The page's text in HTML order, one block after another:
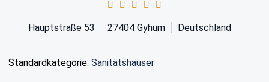
Hauptstraße 53 27404 Gyhum Deutschland
Standardkategorie: Sanitätshäuser